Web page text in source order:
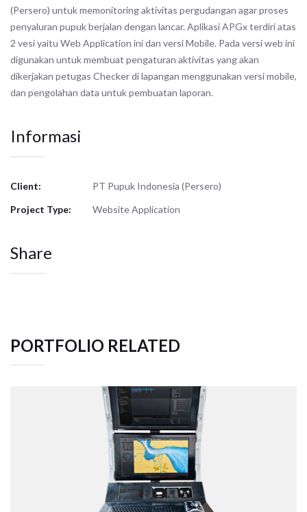
(Persero) untuk memonitoring aktivitas pergudangan agar proses
penyaluran pupuk berjalan dengan lancar. Aplikasi APGx terdiri atas
2 vesi yaitu Web Application ini dan versi Mobile. Pada versi web ini
digunakan untuk membuat pengaturan aktivitas yang akan
dikerjakan petugas Checker di lapangan menggunakan versi mobile,
dan pengolahan data untuk pembuatan laporan.
Informasi
Client:
PT Pupuk Indonesia (Persero)
Project Type:
Website Application
Share
PORTFOLIO RELATED
TACTICAL TEAM TRAINER – NAVAL
SIMULATION SYSTEM